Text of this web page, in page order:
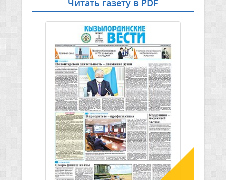
Читать газету в PDF